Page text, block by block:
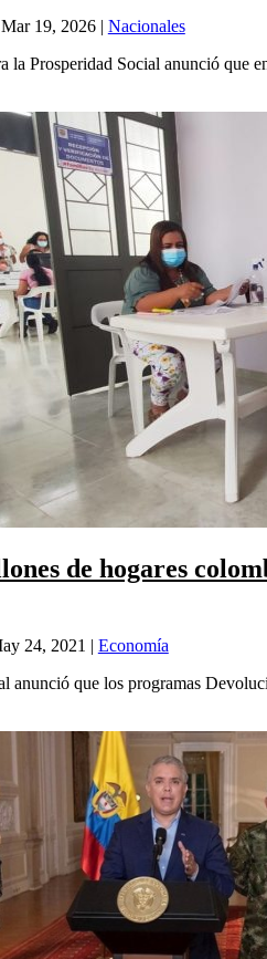
Mar 19, 2026| Nacionales
la Prosperidad Social anunció que
de hogares
24, 2021 | Economía
anunció que los programas